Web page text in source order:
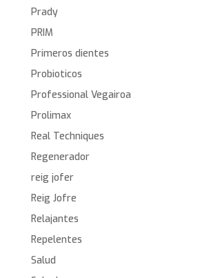
Prady
PRIM
Primeros dientes
Probioticos
Professional Vegairoa
Prolimax
Real Techniques
Regenerador
reig jofer
Reig Jofre
Relajantes
Repelentes
Salud